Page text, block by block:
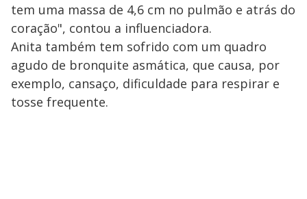
tem uma massa de 4,6 cm no pulmão e atrás do
coração", contou a influenciadora.
Anita também tem sofrido com um quadro
agudo de bronquite asmática, que causa, por
exemplo, cansaço, dificuldade para respirar e
tosse frequente.